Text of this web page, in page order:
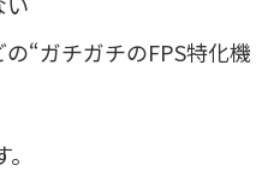
“ガチガチのFPS特化機